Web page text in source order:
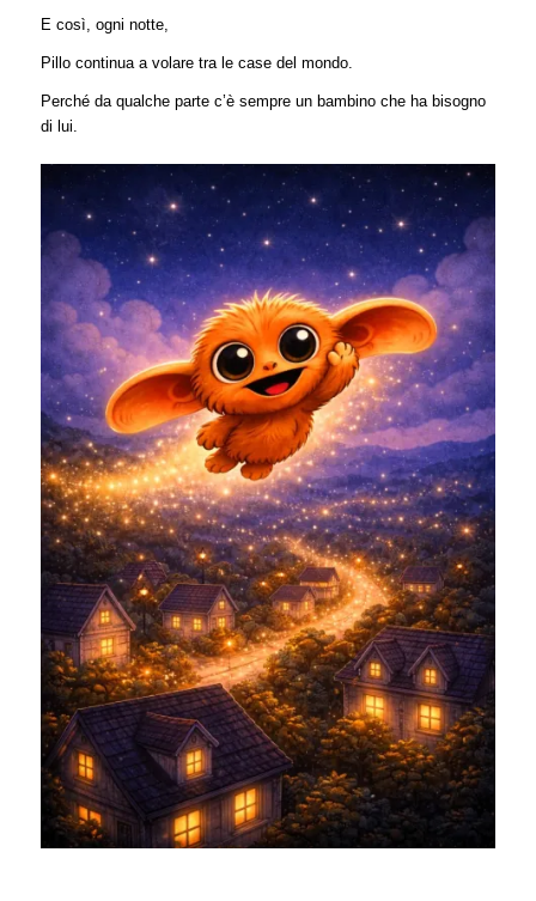
E così, ogni notte,
Pillo continua a volare tra le case del mondo.
Perché da qualche parte c’è sempre un bambino che ha bisogno
di lui.